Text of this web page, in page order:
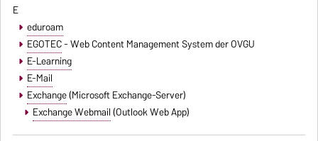
E
eduroam
EGOTEC- Web Content Management System der OVGU
E-Learning
E-Mail
Exchange(Microsoft Exchange-Server)
Exchange Webmail(Outlook Web App)